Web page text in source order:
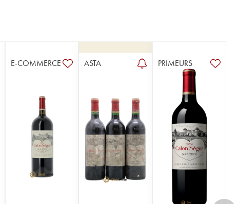
E-COMMERCE ASTA PRIMEURS